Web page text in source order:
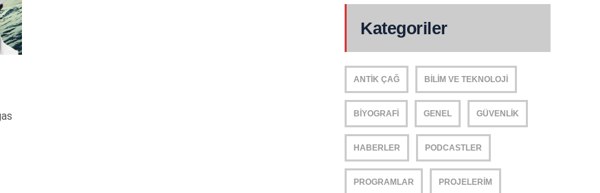
Kategoriler
ANTIK ÇAĞ BILIM VE TEKNOLOJI
BIYOGRAFI GENEL GÜVENLIK
HABERLER PODCASTLER
PROGRAMLAR PROJELERIM